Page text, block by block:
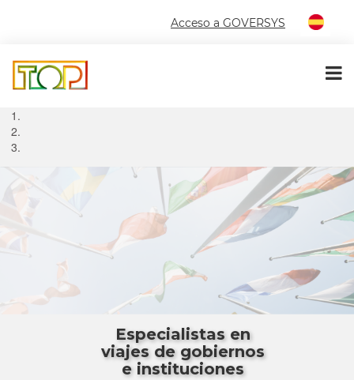
Acceso a GOVERSYS
Especialistas en
viajes de gobiernos
e instituciones